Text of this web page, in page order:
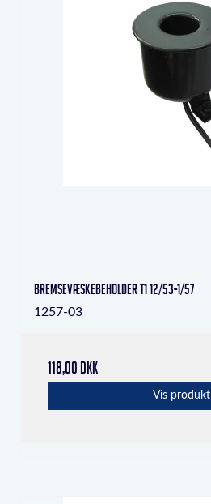
Bremsevæskebeholder T1 12/53-1/57
1257-03
118,00 DKK
Vis produkt